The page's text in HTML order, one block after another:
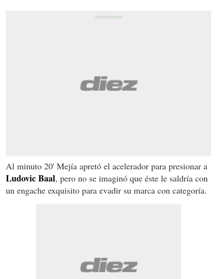
Al minuto 20' Mejía apretó el acelerador para presionar a
Ludovic Baal, pero no se imaginó que éste le saldría con
un engache exquisito para evadir su marca con categoría.